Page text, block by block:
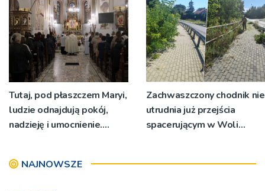
Tutaj, pod płaszczem Maryi,
ludzie odnajdują pokój,
nadzieję i umocnienie.
Zachwaszczony chodnik nie
utrudnia już przejścia
spacerującym w Woli
NAJNOWSZE